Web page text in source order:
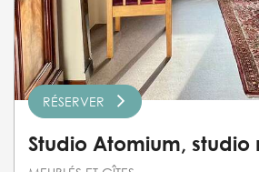
RÉSERVER
Studio Atomium, studio